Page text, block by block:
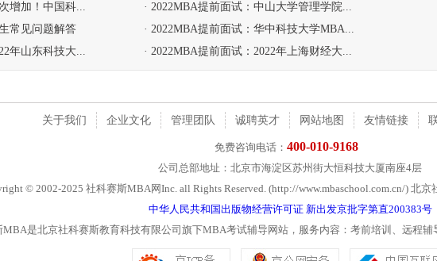
增加！中国科...
· 2022MBA提前面试：中山大学管理学院...
常见问题解答
· 2022MBA提前面试：华中科技大学MBA...
年山东科技大...
· 2022MBA提前面试：2022年上海财经大...
关于我们 企业文化 管理团队 诚聘英才 网站地图 友情链接
免费咨询电话： 400-010-9168
公司总部地址：北京市海淀区苏州街大恒科技大厦南座4层
© 2002-2025 社科赛斯MBA网Inc. all Rights Reserved. (http://www.mbaschool.com.cn/) 北
中华人民共和国出版物经营许可证 新出发京批字第直200383号
MBA是北京社科赛斯教育科技有限公司旗下MBA考试辅导网站，服务内容：考前培训、远程辅